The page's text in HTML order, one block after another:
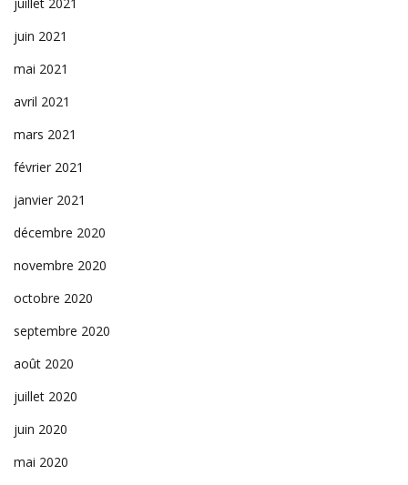
juin 2021
mai 2021
avril 2021
mars 2021
février 2021
janvier 2021
décembre 2020
novembre 2020
octobre 2020
septembre 2020
août 2020
juillet 2020
juin 2020
mai 2020